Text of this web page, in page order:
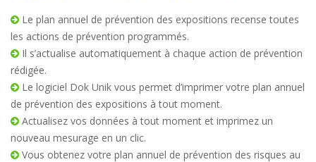
Le plan annuel de prévention des expositions recense toutes
les actions de prévention programmés.
Il s’actualise automatiquement à chaque action de prévention
rédigée.
Le logiciel Dok Unik vous permet d’imprimer votre plan annuel
de prévention des expositions à tout moment.
Actualisez vos données à tout moment et imprimez un
nouveau mesurage en un clic.
Vous obtenez votre plan annuel de prévention des risques au